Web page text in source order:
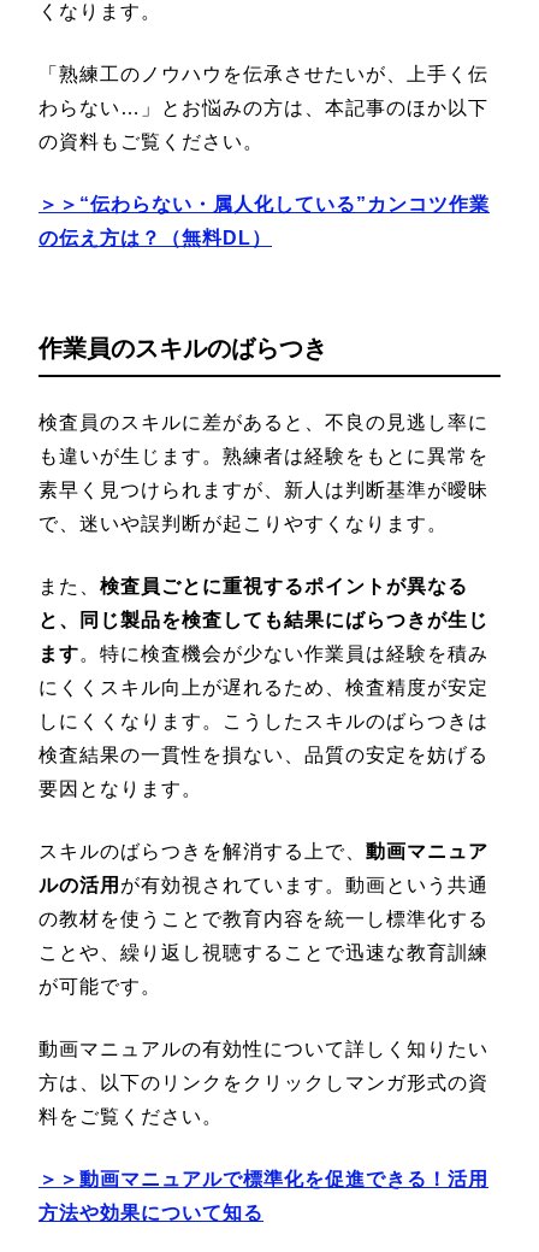
くなります。
「熟練工のノウハウを伝承させたいが、上手く伝
わらない…」とお悩みの方は、本記事のほか以下
の資料もご覧ください。
＞＞“伝わらない・属人化している”カンコツ作業
の伝え方は？（無料DL）
作業員のスキルのばらつき
検査員のスキルに差があると、不良の見逃し率に
も違いが生じます。熟練者は経験をもとに異常を
素早く見つけられますが、新人は判断基準が曖昧
で、迷いや誤判断が起こりやすくなります。
また、 検査員ごとに重視するポイントが異なる
と、同じ製品を検査しても結果にばらつきが生じ
ます。特に検査機会が少ない作業員は経験を積み
にくくスキル向上が遅れるため、検査精度が安定
しにくくなります。こうしたスキルのばらつきは
検査結果の一貫性を損ない、品質の安定を妨げる
要因となります。
スキルのばらつきを解消する上で、 動画マニュア
ルの活用 が有効視されています。動画という共通
の教材を使うことで教育内容を統一し標準化する
ことや、繰り返し視聴することで迅速な教育訓練
が可能です。
動画マニュアルの有効性について詳しく知りたい
方は、以下のリンクをクリックしマンガ形式の資
料をご覧ください。
＞＞動画マニュアルで標準化を促進できる！活用
方法や効果について知る